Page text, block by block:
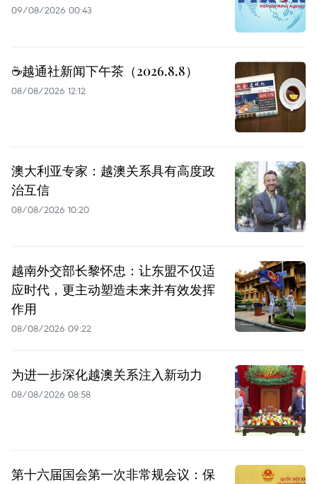
09/08/2026 00:43
☕️越通社新闻下午茶（2026.8.8）
08/08/2026 12:12
澳大利亚专家：越澳关系具有高度政
治互信
08/08/2026 10:20
越南外交部长黎怀忠：让东盟不仅适
应时代，更主动塑造未来并有效发挥
作用
08/08/2026 09:22
为进一步深化越澳关系注入新动力
08/08/2026 08:58
第十六届国会第一次非常规会议：保